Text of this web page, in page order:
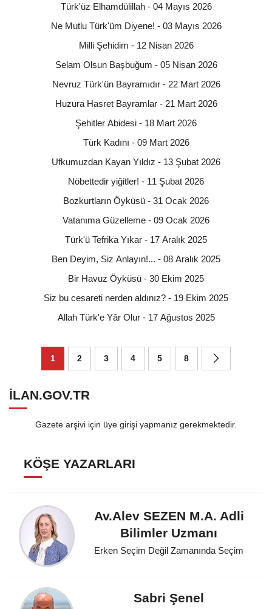
Türk'üz Elhamdülillah - 04 Mayıs 2026
Ne Mutlu Türk'üm Diyene! - 03 Mayıs 2026
Milli Şehidim - 12 Nisan 2026
Selam Olsun Başbuğum - 05 Nisan 2026
Nevruz Türk'ün Bayramıdır - 22 Mart 2026
Huzura Hasret Bayramlar - 21 Mart 2026
Şehitler Abidesi - 18 Mart 2026
Türk Kadını - 09 Mart 2026
Ufkumuzdan Kayan Yıldız - 13 Şubat 2026
Nöbettedir yiğitler! - 11 Şubat 2026
Bozkurtların Öyküsü - 31 Ocak 2026
Vatanıma Güzelleme - 09 Ocak 2026
Türk'ü Tefrika Yıkar - 17 Aralık 2025
Ben Deyim, Siz Anlayın!... - 08 Aralık 2025
Bir Havuz Öyküsü - 30 Ekim 2025
Siz bu cesareti nerden aldınız? - 19 Ekim 2025
Allah Türk'e Yâr Olur - 17 Ağustos 2025
1 2 3 4 5 8
ILAN.GOV.TR
Gazete arşivi için üye girişi yapmanız gerekmektedir.
KÖŞE YAZARLARI
Av.Alev SEZEN M.A. Adli
Bilimler Uzmanı
Erken Seçim Değil Zamanında Seçim
Sabri Şenel